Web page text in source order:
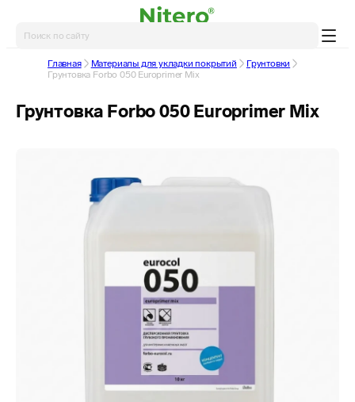
Главная Материалы для укладки покрытий
Грунтовки
Грунтовка Forbo 050 Europrimer Mix
Грунтовка Forbo 050 Europrimer Mix